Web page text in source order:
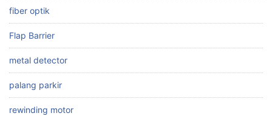
fiber optik
Flap Barrier
metal detector
palang parkir
rewinding motor